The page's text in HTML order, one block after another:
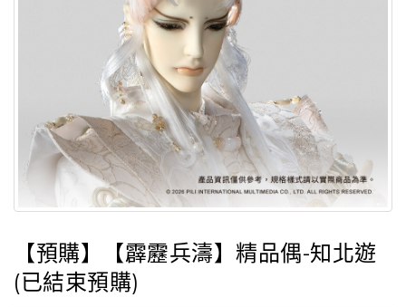
【預購】【霹靂兵濤】精品偶-知北遊
(已結束預購)